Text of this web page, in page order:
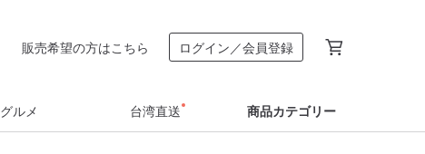
販売希望の方はこちら ログイン／会員登録
グルメ 台湾直送 商品カテゴリー